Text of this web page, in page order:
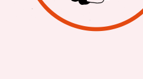
gut jedes
Aufgrund